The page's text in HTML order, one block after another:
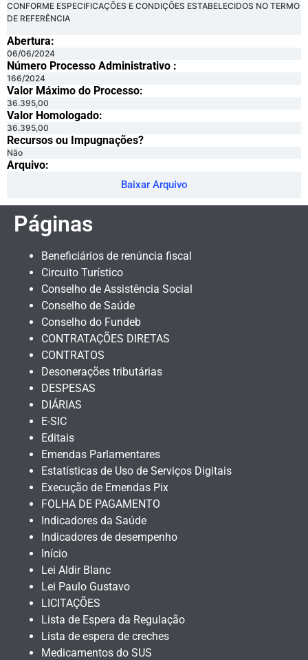
CONFORME ESPECIFICAÇÕES E CONDIÇÕES ESTABELECIDOS NO TERMO
DE REFERÊNCIA
Abertura:
06/06/2024
Número Processo Administrativo :
166/2024
Valor Máximo do Processo: ​
36.395,00
Valor Homologado: ​
36.395,00
Recursos ou Impugnações? ​
Não
Arquivo:
Baixar Arquivo
Páginas
Beneficiários de renúncia fiscal
Circuito Turístico
Conselho de Assistência Social
Conselho de Saúde
Conselho do Fundeb
CONTRATAÇÕES DIRETAS
CONTRATOS
Desonerações tributárias
DESPESAS
DIÁRIAS
E-SIC
Editais
Emendas Parlamentares
Estatísticas de Uso de Serviços Digitais
Execução de Emendas Pix
FOLHA DE PAGAMENTO
Indicadores da Saúde
Indicadores de desempenho
Início
Lei Aldir Blanc
Lei Paulo Gustavo
LICITAÇÕES
Lista de Espera da Regulação
Lista de espera de creches
Medicamentos do SUS